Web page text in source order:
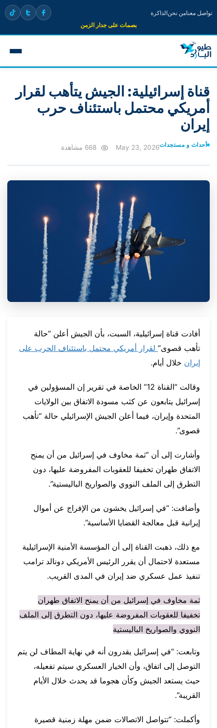
تواصل معنامن نحنالذاكرة
بصمات على جدار الزمن
قناة إسرائيلية: الجيش يتأهب لقرار
أمريكي محتمل باستئناف حرب
إيران
أحداث و مستجداتMay 23, 2026 668 مشاهدة
أفادت قناة إسرائيلية، السبت، بأن الجيش أعلن “حالة
تأهب قصوى” لقرار أمريكي محتمل باستئناف الحرب على
إيران خلال أيام.
وقالت “القناة 12” الخاصة في تقرير إن المسؤولين في
إسرائيل يتابعون عن كثب مسودة الاتفاق بين الولايات
المتحدة وإيران، فيما أعلن الجيش الإسرائيلي حالة “تأهب
قصوى”.
وأشارت إلى أن “ثمة مخاوف في إسرائيل من أن يمنح
الاتفاق طهران تخفيفا للعقوبات المفروضة عليها، دون
التطرق إلى الملف النووي والصواريخ الباليستية”.
وأضافت: “في إسرائيل يخشون من الإفراج عن أموال
إيرانية قبل معالجة القضايا الأساسية”.
مع ذلك، ذهبت القناة إلى أن المؤسسة الأمنية الإسرائيلية
مستعدة لاحتمال أن يقرر الرئيس الأمريكي دونالد ترامب
تنفيذ عمل عسكري ضد إيران في المدى القريب.
ثمة مخاوف في إسرائيل من أن يمنح الاتفاق طهران
تخفيفا للعقوبات المفروضة عليها، دون التطرق إلى الملف
النووي والصواريخ الباليستية
وتابعت: “في إسرائيل يقدرون أنه في نهاية المطاف لن يتم
التوصل إلى اتفاق، وأن الخيار العسكري سيتم تفعيله،
حيث يستعد الجيش وكأن هجوما قد يحدث خلال الأيام
القريبة”.
وأكملت: “تتواصل الاتصالات ضمن مهلة زمنية قصيرة